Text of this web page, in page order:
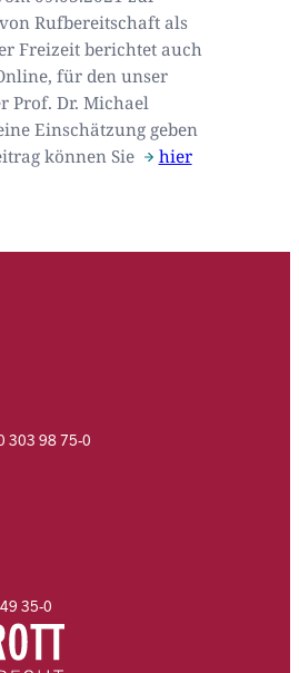
Rufbereitschaft als
Freizeit berichtet auch
für den unser
Prof. Dr. Michael
Einschätzung geben
können Sie
hier
303 98 75-0
35-0